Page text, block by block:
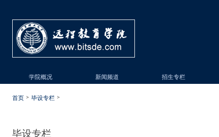
学院概况 新闻频道 招生专栏
首页 毕设专栏
毕设专栏